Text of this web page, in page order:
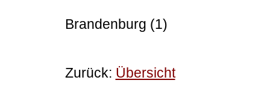
Brandenburg (1)
Zurück: Übersicht